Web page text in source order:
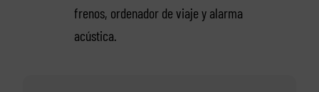
frenos, ordenador de viaje y alarma
acústica.